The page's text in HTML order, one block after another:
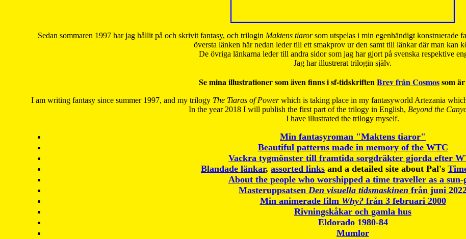
Sedan sommaren 1997 har jag hållit på och skrivit fantasy, och trilogin Maktens tiarorsom utspelas i min egenhändigt konstruerade
översta länken här nedan leder till ett smakprov ur den samt till länkar där man kan
De övriga länkarna leder till andra sidor som jag har gjort på svenska respektive
Jag har illustrerat trilogin själv.
Se mina illustrationer som även finns i sf-tidskriftenBrev från Cosmossom
I am writing fantasy since summer 1997, and my trilogy The Tiaras of Powerwhich is taking place in my fantasyworld Artezania
In the year 2018 I will publish the first part of the trilogy in English, Beyond the
I have illustrated the trilogy myself.
Min fantasyroman "Maktens tiaror"
Beautiful patterns made in memory of the WTC
Vackra tygmönster till framtida sorgdräkter gjorda efter
Blandade länkar, assorted links and a detailed site about Pal's
About the people who worshipped a time traveller as a sun-
Masteruppsatsen Den visuella tidsmaskinen från juni
Min animerade film Why?från 3 februari 2000
Rivningskåkar och gamla hus
Eldorado 1980-84
Mumlor